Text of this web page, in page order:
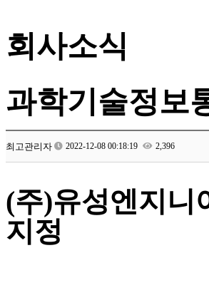
회사소식
과학기술정보
최고관리자 2022-12-08 00:18:19 2,396
(주)유성엔지니
지정